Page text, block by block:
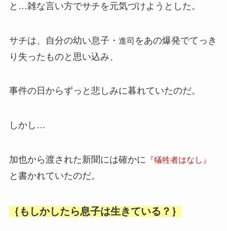
と…雑な言い方でサチを元気づけようとした。
サチは、自分の幼い息子・ 進司 をあの爆発でてっき
り失ったものと思い込み、
事件の日からずっと悲しみに暮れていたのだ。
しかし…
加也から渡された新聞には確かに 『犠牲者はなし』
と書かれていたのだ。
｛もしかしたら息子は生きている？｝